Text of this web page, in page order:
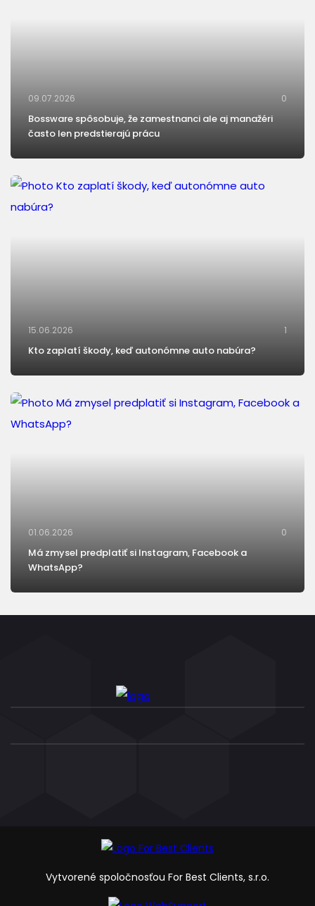
09.07.2026 0
Bossware spôsobuje, že zamestnanci ale aj manažéri
často len predstierajú prácu
15.06.2026 1
Kto zaplatí škody, keď autonómne auto nabúra?
01.06.2026 0
Má zmysel predplatiť si Instagram, Facebook a
WhatsApp?
Vytvorené spoločnosťou For Best Clients, s.r.o.